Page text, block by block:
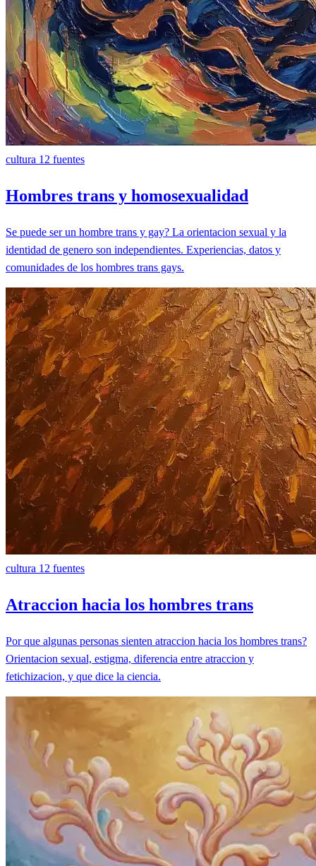
cultura 12 fuentes
Hombres trans y homosexualidad
Se puede ser un hombre trans y gay? La orientacion sexual y la
identidad de genero son independientes. Experiencias, datos y
comunidades de los hombres trans gays.
cultura 12 fuentes
Atraccion hacia los hombres trans
Por que algunas personas sienten atraccion hacia los hombres trans?
Orientacion sexual, estigma, diferencia entre atraccion y
fetichizacion, y que dice la ciencia.